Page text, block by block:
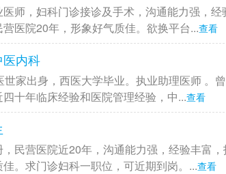
师，妇科门诊接诊及手术，沟通能力强，
医院20年，形象好气质佳。欲换平台...查看
内科
家出身，西医大学毕业。执业助理医师 。
十年临床经验和医院管理经验，中...查看
民营医院近20年，沟通能力强，经验丰富
。求门诊妇科一职位，可近期到岗。...查看